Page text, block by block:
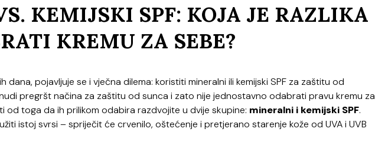
KEMIJSKI SPF: KOJA JE RAZLIKA
KREMU ZA SEBE?
dana, pojavljuje se i vječna dilema: koristiti mineralni ili kemijski SPF za zaštitu od
pregršt načina za zaštitu od sunca i zato nije jednostavno odabrati pravu kremu za
od toga da ih prilikom odabira razdvojite u dvije skupine: mineralni i kemijski SPF.
istoj svrsi – spriječit će crvenilo, oštećenje i pretjerano starenje kože od UVA i UVB